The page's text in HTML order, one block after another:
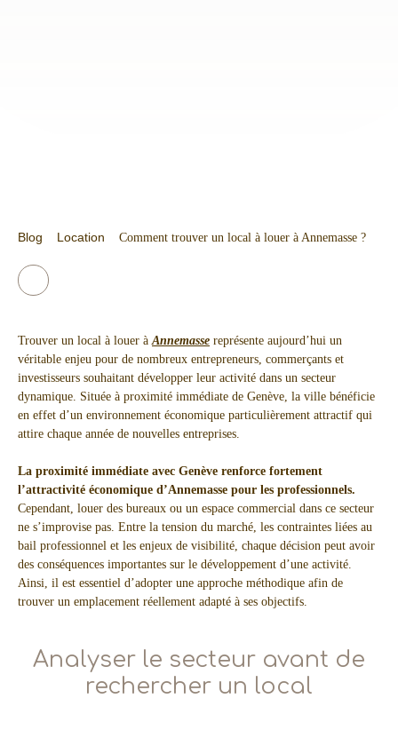
Blog Location Comment trouver un local à louer à Annemasse ?
Trouver un local à louer àAnnemasse représente aujourd’hui un
véritable enjeu pour de nombreux entrepreneurs, commerçants et
investisseurs souhaitant développer leur activité dans un secteur
dynamique. Située à proximité immédiate de Genève, la ville bénéficie
en effet d’un environnement économique particulièrement attractif qui
attire chaque année de nouvelles entreprises.
La proximité immédiate avec Genève renforce fortement
l’attractivité économique d’Annemasse pour les professionnels.
Cependant, louer des bureaux ou un espace commercial dans ce secteur
ne s’improvise pas. Entre la tension du marché, les contraintes liées au
bail professionnel et les enjeux de visibilité, chaque décision peut avoir
des conséquences importantes sur le développement d’une activité.
Ainsi, il est essentiel d’adopter une approche méthodique afin de
trouver un emplacement réellement adapté à ses objectifs.
Analyser le secteur avant de
rechercher un local